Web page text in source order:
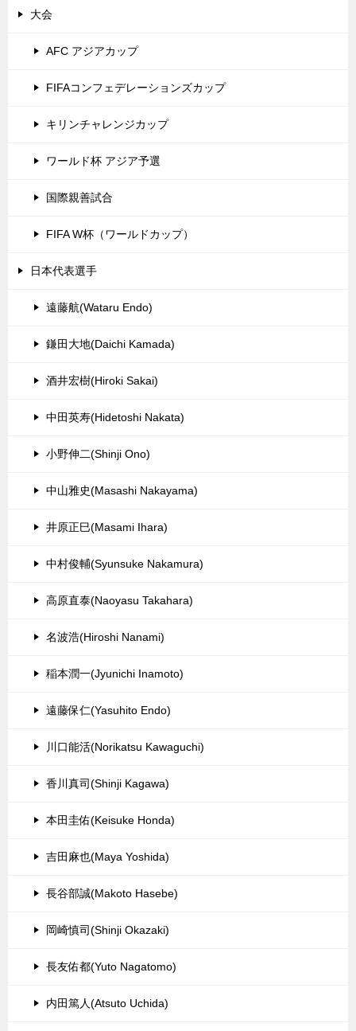
大会
AFC アジアカップ
FIFAコンフェデレーションズカップ
キリンチャレンジカップ
ワールド杯 アジア予選
国際親善試合
FIFA W杯（ワールドカップ）
日本代表選手
遠藤航(Wataru Endo)
鎌田大地(Daichi Kamada)
酒井宏樹(Hiroki Sakai)
中田英寿(Hidetoshi Nakata)
小野伸二(Shinji Ono)
中山雅史(Masashi Nakayama)
井原正巳(Masami Ihara)
中村俊輔(Syunsuke Nakamura)
高原直泰(Naoyasu Takahara)
名波浩(Hiroshi Nanami)
稲本潤一(Jyunichi Inamoto)
遠藤保仁(Yasuhito Endo)
川口能活(Norikatsu Kawaguchi)
香川真司(Shinji Kagawa)
本田圭佑(Keisuke Honda)
吉田麻也(Maya Yoshida)
長谷部誠(Makoto Hasebe)
岡崎慎司(Shinji Okazaki)
長友佑都(Yuto Nagatomo)
内田篤人(Atsuto Uchida)